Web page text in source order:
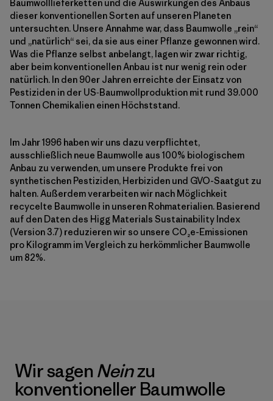
Baumwolllieferketten und die Auswirkungen des Anbaus
dieser konventionellen Sorten auf unseren Planeten
untersuchten. Unsere Annahme war, dass Baumwolle „rein“
und „natürlich“ sei, da sie aus einer Pflanze gewonnen wird.
Was die Pflanze selbst anbelangt, lagen wir zwar richtig,
aber beim konventionellen Anbau ist nur wenig rein oder
natürlich. In den 90er Jahren erreichte der Einsatz von
Pestiziden in der US‑Baumwollproduktion mit rund 39.000
Tonnen Chemikalien einen Höchststand.
Im Jahr 1996 haben wir uns dazu verpflichtet,
ausschließlich neue Baumwolle aus 100% biologischem
Anbau zu verwenden, um unsere Produkte frei von
synthetischen Pestiziden, Herbiziden und GVO-Saatgut zu
halten. Außerdem verarbeiten wir nach Möglichkeit
recycelte Baumwolle in unseren Rohmaterialien. Basierend
auf den Daten des Higg Materials Sustainability Index
(Version 3.7) reduzieren wir so unsere CO₂e-Emissionen
pro Kilogramm im Vergleich zu herkömmlicher Baumwolle
um 82%.
Wir sagen Neinzu
konventioneller Baumwolle